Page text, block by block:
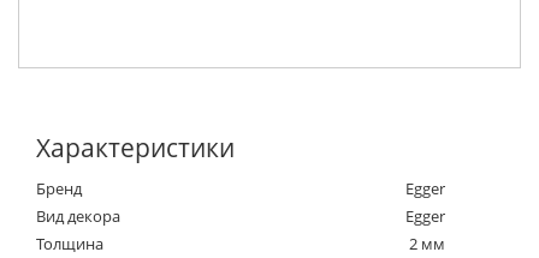
Характеристики
Бренд
Egger
Вид декора
Egger
Толщина
2 мм